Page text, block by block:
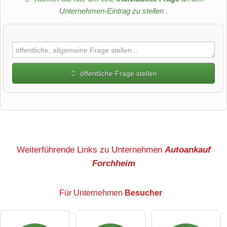
Unternehmen-Eintrag zu stellen .
öffentliche Frage stellen
Weiterführende Links zu UnternehmenAutoankauf
Forchheim
Für Unternehmen Besucher